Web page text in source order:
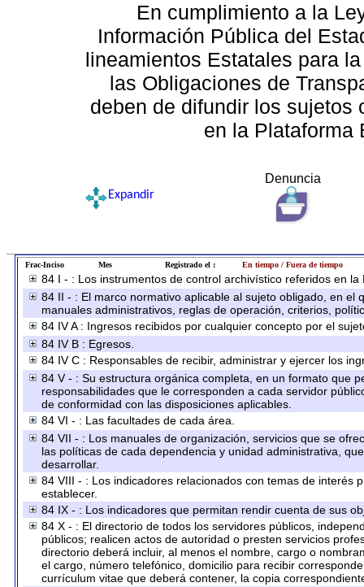
En cumplimiento a la
Información Pública del
lineamientos Estatales para
las Obligaciones de
deben de difundir los sujetos
en la Plataforma
Denuncia
Expandir
Frac-Inciso Mes Registrado el : En tiempo / Fuera de tiempo
84 I - : Los instrumentos de control archivístico referidos en
84 II - : El marco normativo aplicable al sujeto obligado, en
manuales administrativos, reglas de operación, criterios,
84 IV A : Ingresos recibidos por cualquier concepto por el
84 IV B : Egresos.
84 IV C : Responsables de recibir, administrar y ejercer los
84 V - : Su estructura orgánica completa, en un formato que
responsabilidades que le corresponden a cada servidor
de conformidad con las disposiciones aplicables.
84 VI - : Las facultades de cada área.
84 VII - : Los manuales de organización, servicios que se
las políticas de cada dependencia y unidad administrativa,
desarrollar.
84 VIII - : Los indicadores relacionados con temas de interés
establecer.
84 IX - : Los indicadores que permitan rendir cuenta de sus
84 X - : El directorio de todos los servidores públicos,
públicos; realicen actos de autoridad o presten servicios
directorio deberá incluir, al menos el nombre, cargo o
el cargo, número telefónico, domicilio para recibir
currículum vitae que deberá contener, la copia